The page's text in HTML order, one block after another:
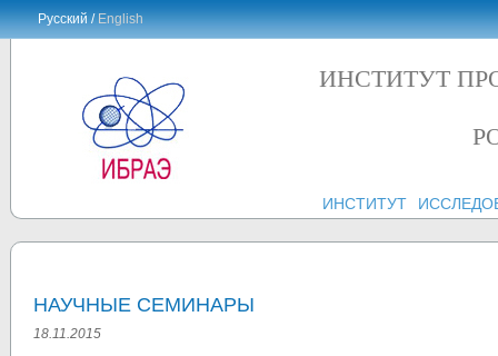
Русский /English
ИНСТИТУТ
ИНСТИТУТ
НАУЧНЫЕ СЕМИНАРЫ
18.11.2015